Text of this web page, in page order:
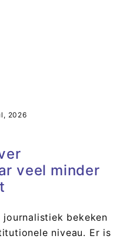
2026
veel minder
bekeken
niveau. Er is